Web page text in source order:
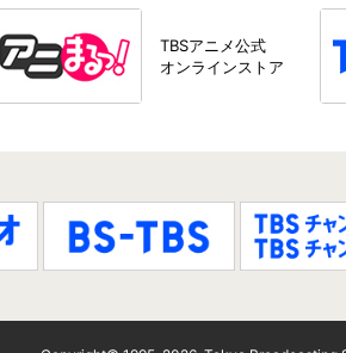
TBSアニメ公式
オンラインストア